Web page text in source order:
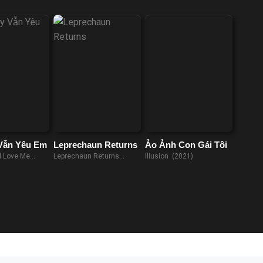
Yêu Em
Love Me
Leprechaun Returns
Leprechaun Returns
Ảo Ảnh Con Gái Tôi
Illusion (2021)